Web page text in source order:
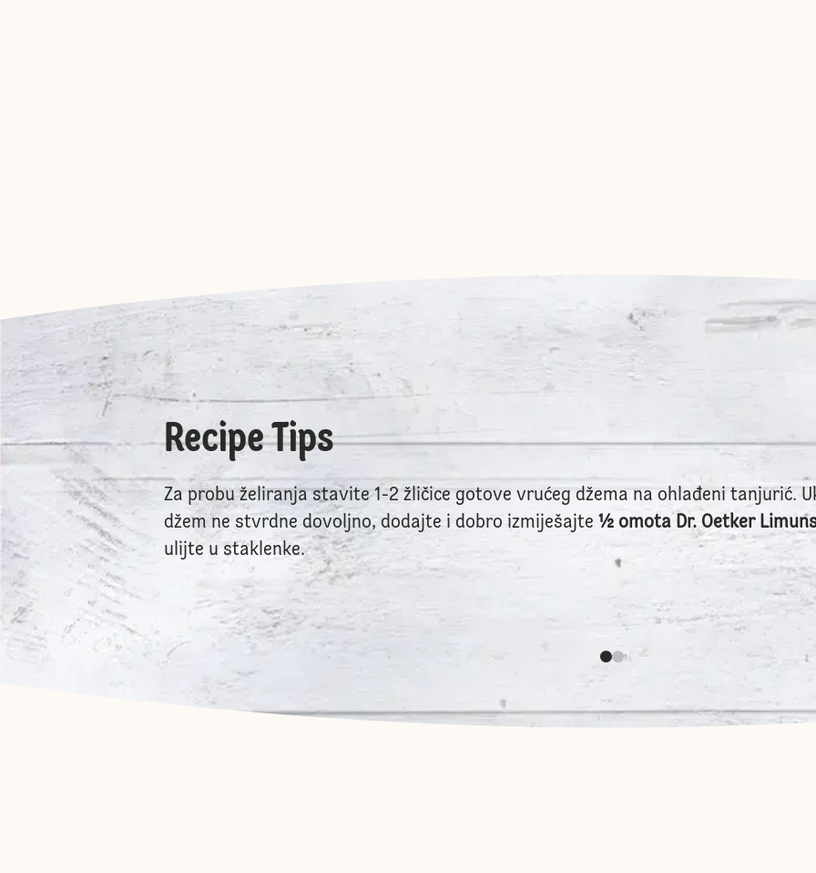
Recipe Tips
Za probu želiranja stavite 1-2 žličice gotove vrućeg džema na ohlađeni tanjurić.
džem ne stvrdne dovoljno, dodajte i dobro izmiješajte ½ omota Dr. Oetker
ulijte u staklenke.